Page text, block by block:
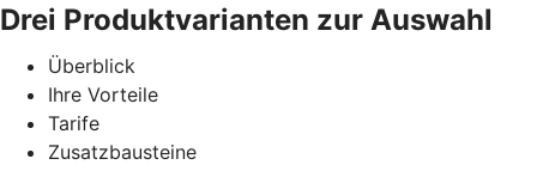
Drei Produktvarianten zur Auswahl
Überblick
Ihre Vorteile
Tarife
Zusatzbausteine